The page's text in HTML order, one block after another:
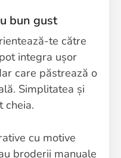
bun gust
te către
integra ușor
care păstrează o
Simplitatea și
cheia.
cu motive
broderii manuale